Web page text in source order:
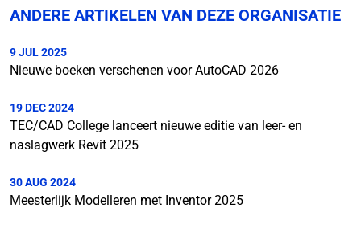
ANDERE ARTIKELEN VAN DEZE ORGANISATIE
9 JUL 2025
Nieuwe boeken verschenen voor AutoCAD 2026
19 DEC 2024
TEC/CAD College lanceert nieuwe editie van leer- en
naslagwerk Revit 2025
30 AUG 2024
Meesterlijk Modelleren met Inventor 2025